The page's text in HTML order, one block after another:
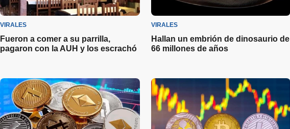
VIRALES
Fueron a comer a su parrilla,
pagaron con la AUH y los escrachó
VIRALES
Hallan un embrión de dinosaurio de
66 millones de años